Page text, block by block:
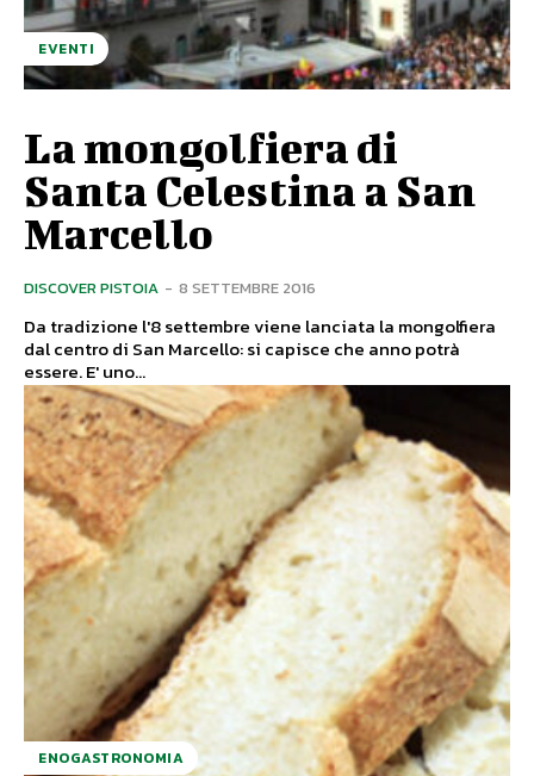
EVENTI
La mongolfiera di
Santa Celestina a San
Marcello
DISCOVER PISTOIA - 8 SETTEMBRE 2016
Da tradizione l'8 settembre viene lanciata la mongolfiera
dal centro di San Marcello: si capisce che anno potrà
essere. E' uno...
ENOGASTRONOMIA